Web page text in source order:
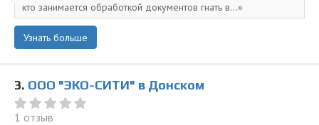
кто занимается обработкой документов гнать в...
Узнать больше
3. ООО "ЭКО-СИТИ" в Донском
1 отзыв